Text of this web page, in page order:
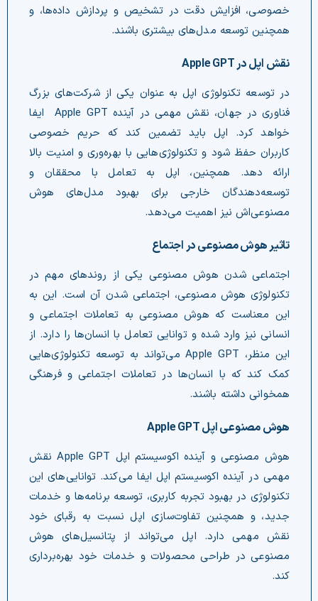
خصوصی، افزایش دقت در تشخیص و پردازش داده‌ها، و
همچنین توسعه مدل‌های بیشتری باشند.
نقش اپل در Apple GPT
در توسعه تکنولوژی اپل به عنوان یکی از شرکت‌های بزرگ
فناوری در جهان، نقش مهمی در آینده Apple GPT ایفا
خواهد کرد. اپل باید تضمین کند که حریم خصوصی
کاربران حفظ شود و تکنولوژی‌هایی با بهره‌وری و امنیت بالا
ارائه دهد. همچنین، اپل به تعامل با محققان و
توسعه‌دهندگان خارجی برای بهبود مدل‌های هوش
مصنوعی‌اش نیز اهمیت می‌دهد.
تاثیر هوش مصنوعی در اجتماع
اجتماعی شدن هوش مصنوعی یکی از روندهای مهم در
تکنولوژی هوش مصنوعی، اجتماعی شدن آن است. این به
این معناست که هوش مصنوعی به تعاملات اجتماعی و
انسانی نیز وارد شده و توانایی تعامل با انسان‌ها را دارد. از
این منظر، Apple GPT می‌تواند به توسعه تکنولوژی‌هایی
کمک کند که با انسان‌ها در تعاملات اجتماعی و فرهنگی
همخوانی داشته باشند.
هوش مصنوعی اپل Apple GPT
هوش مصنوعی و آینده اکوسیستم اپل Apple GPT نقش
مهمی در آینده اکوسیستم اپل ایفا می‌کند. توانایی‌های این
تکنولوژی در بهبود تجربه کاربری، توسعه برنامه‌ها و خدمات
جدید، و همچنین تفاوت‌سازی اپل نسبت به رقبای خود
نقش مهمی دارد. اپل می‌تواند از پتانسیل‌های هوش
مصنوعی در طراحی محصولات و خدمات خود بهره‌برداری
کند.